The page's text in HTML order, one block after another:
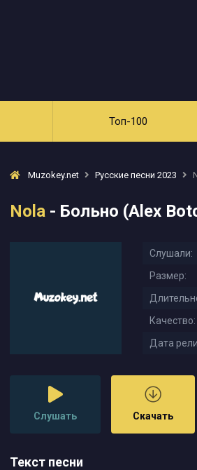
Топ-100
Muzokey.net Русские песни 2023
Nola - Больно (Alex
Слушали:
Размер:
Качество:
Дата
Слушать Скачать
Текст песни